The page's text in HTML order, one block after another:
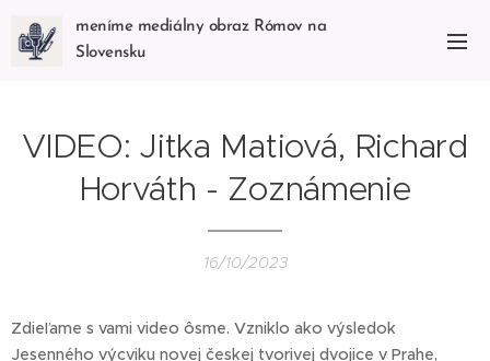
meníme mediálny obraz Rómov na
Slovensku
VIDEO: Jitka Matiová, Richard
Horváth - Zoznámenie
16/10/2023
Zdieľame s vami video ôsme. Vzniklo ako výsledok
Jesenného výcviku novej českej tvorivej dvojice v Prahe,